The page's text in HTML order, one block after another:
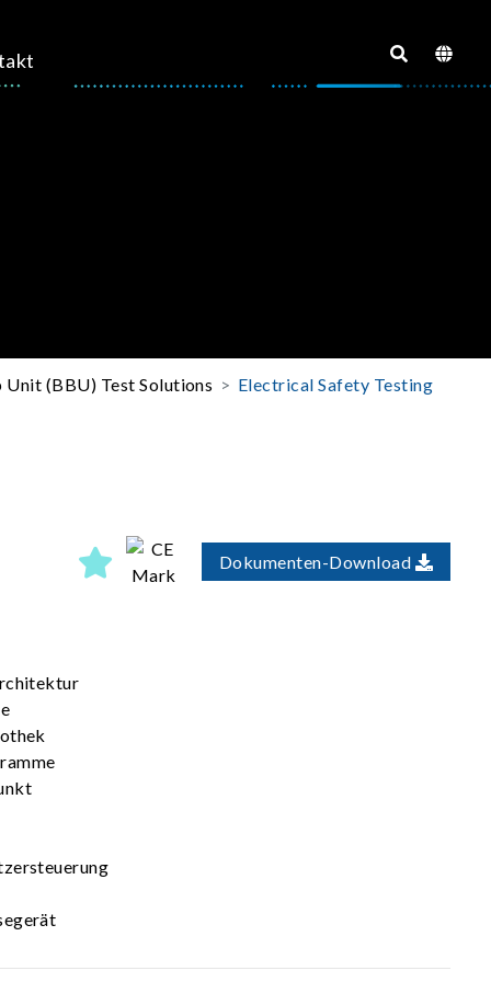
(BBU) Test Solutions Electrical Safety Testing
Dokumenten-Download